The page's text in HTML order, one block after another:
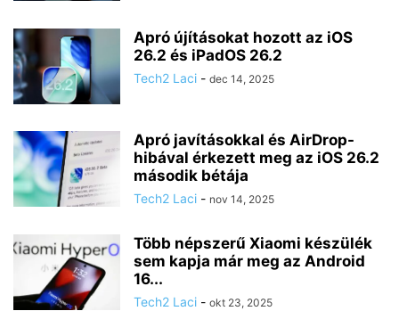
Apró újításokat hozott az iOS
26.2 és iPadOS 26.2
Tech2 Laci - dec 14, 2025
Apró javításokkal és AirDrop-
hibával érkezett meg az iOS 26.2
második bétája
Tech2 Laci - nov 14, 2025
Több népszerű Xiaomi készülék
sem kapja már meg az Android
16...
Tech2 Laci - okt 23, 2025